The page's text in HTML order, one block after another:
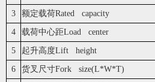
3 额定载荷Rated capacity
4 载荷中心距Load center
5 起升高度Lift height
6 货叉尺寸Fork size(L*W*T)